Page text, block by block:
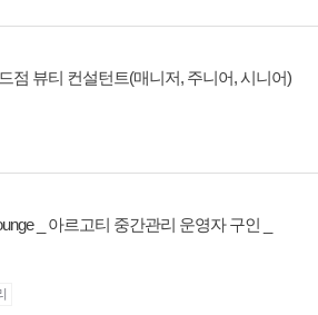
점 뷰티 컨설턴트(매니저, 주니어, 시니어)
_ 아르고티 중간관리 운영자 구인 _